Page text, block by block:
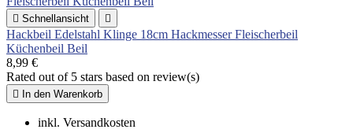
 Schnellansicht 
Hackbeil Edelstahl Klinge 18cm Hackmesser Fleischerbeil
Küchenbeil Beil
8,99 €
Rated out of 5 stars based on review(s)
 In den Warenkorb
inkl. Versandkosten